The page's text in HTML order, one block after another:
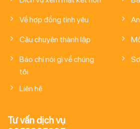
Về hợp đồng tình yêu
Câu chuyện thành lập
Báo chí nói gì về chúng
tôi
Liên hệ
Tư vấn dịch vụ